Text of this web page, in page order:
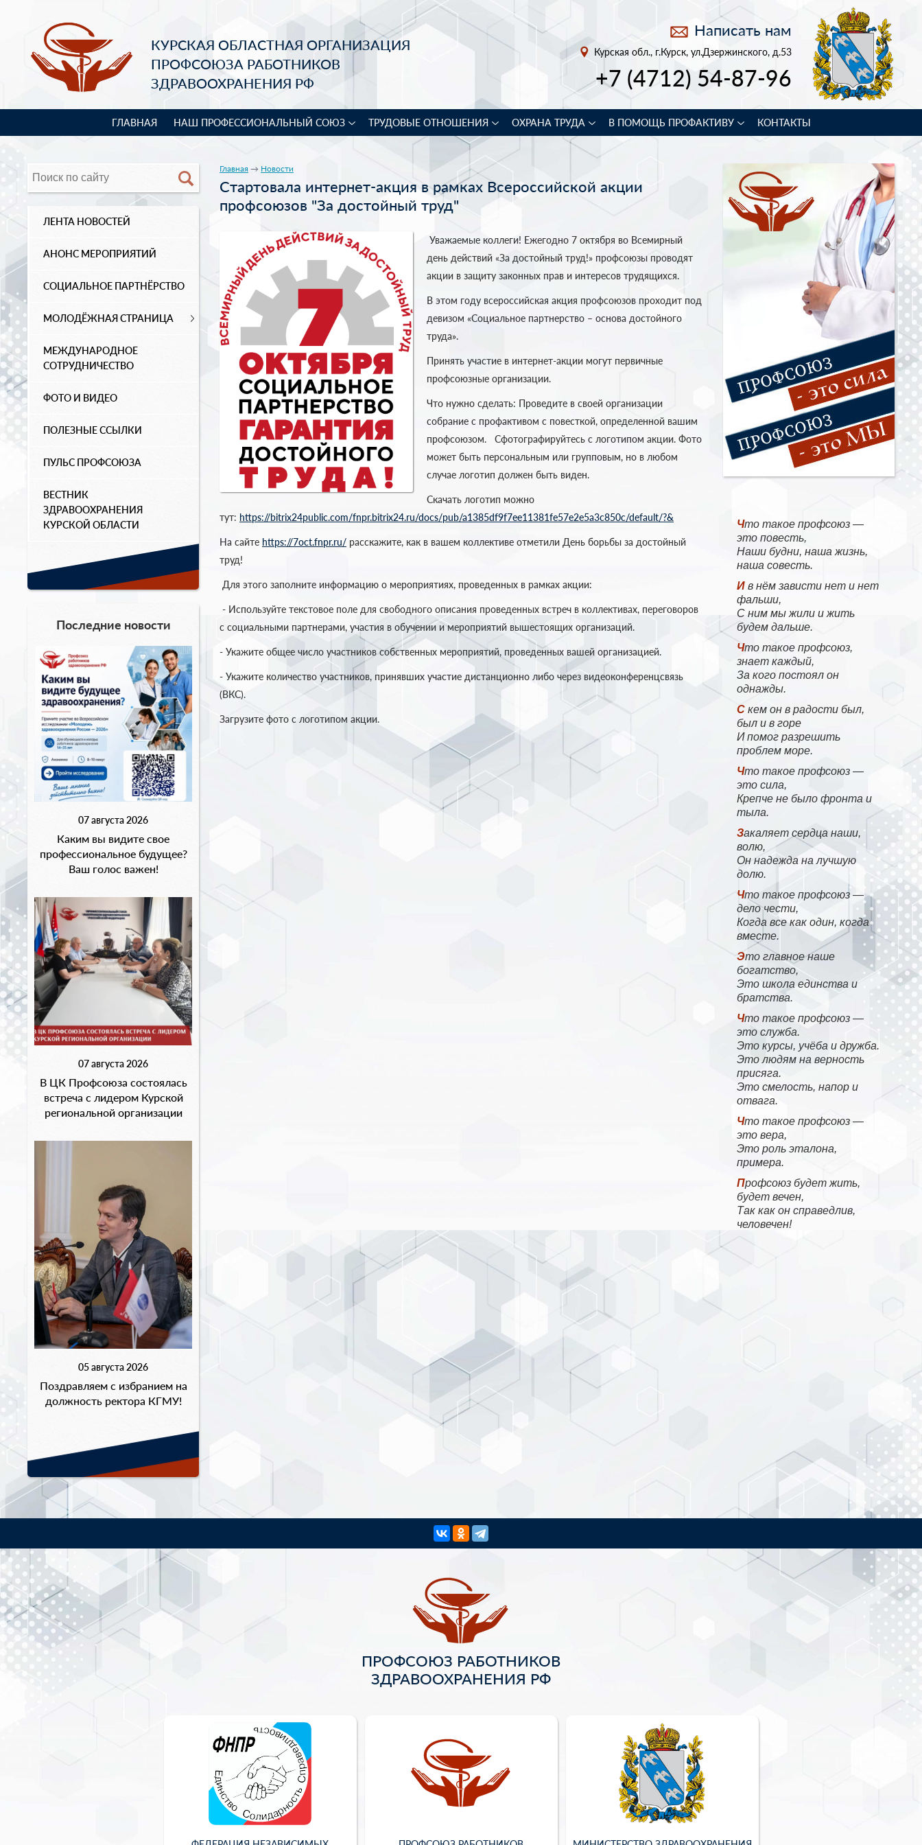
КУРСКАЯ ОБЛАСТНАЯ ОРГАНИЗАЦИЯ
ПРОФСОЮЗА РАБОТНИКОВ
ЗДРАВООХРАНЕНИЯ РФ
Написать нам
Курская обл., г.Курск, ул.Дзержинского, д.53
+7 (4712) 54-87-96
ГЛАВНАЯ НАШ ПРОФЕССИОНАЛЬНЫЙ СОЮЗ ТРУДОВЫЕ ОТНОШЕНИЯ ОХРАНА ТРУДА В ПОМОЩЬ ПРОФАКТИВУ КОНТАКТЫ
ЛЕНТА НОВОСТЕЙ
АНОНС МЕРОПРИЯТИЙ
СОЦИАЛЬНОЕ ПАРТНЁРСТВО
МОЛОДЁЖНАЯ СТРАНИЦА
МЕЖДУНАРОДНОЕ
СОТРУДНИЧЕСТВО
ФОТО И ВИДЕО
ПОЛЕЗНЫЕ ССЫЛКИ
ПУЛЬС ПРОФСОЮЗА
ВЕСТНИК
ЗДРАВООХРАНЕНИЯ
КУРСКОЙ ОБЛАСТИ
Последние новости
07 августа 2026
Каким вы видите свое
профессиональное будущее?
Ваш голос важен!
07 августа 2026
В ЦК Профсоюза состоялась
встреча с лидером Курской
региональной организации
05 августа 2026
Поздравляем с избранием на
должность ректора КГМУ!
Что такое профсоюз —
это повесть,
Наши будни, наша жизнь,
наша совесть.
И в нём зависти нет и нет
фальши,
С ним мы жили и жить
будем дальше.
Что такое профсоюз,
знает каждый,
За кого постоял он
однажды.
С кем он в радости был,
был и в горе
И помог разрешить
проблем море.
Что такое профсоюз —
это сила,
Крепче не было фронта и
тыла.
Закаляет сердца наши,
волю,
Он надежда на лучшую
долю.
Что такое профсоюз —
дело чести,
Когда все как один, когда
вместе.
Это главное наше
богатство,
Это школа единства и
братства.
Что такое профсоюз —
это служба.
Это курсы, учёба и дружба.
Это людям на верность
присяга.
Это смелость, напор и
отвага.
Что такое профсоюз —
это вера,
Это роль эталона,
примера.
Профсоюз будет жить,
будет вечен,
Так как он справедлив,
человечен!
Главная → Новости
Стартовала интернет-акция в рамках Всероссийской акции
профсоюзов "За достойный труд"
Уважаемые коллеги! Ежегодно 7 октября во Всемирный
день действий «За достойный труд!» профсоюзы проводят
акции в защиту законных прав и интересов трудящихся.
В этом году всероссийская акция профсоюзов проходит под
девизом «Социальное партнерство – основа достойного
труда».
Принять участие в интернет-акции могут первичные
профсоюзные организации.
Что нужно сделать: Проведите в своей организации
собрание с профактивом с повесткой, определенной вашим
профсоюзом. Сфотографируйтесь с логотипом акции. Фото
может быть персональным или групповым, но в любом
случае логотип должен быть виден.
Скачать логотип можно
тут: https://bitrix24public.com/fnpr.bitrix24.ru/docs/pub/a1385df9f7ee11381fe57e2e5a3c850c/default/?&
На сайте https://7oct.fnpr.ru/ расскажите, как в вашем коллективе отметили День борьбы за достойный
труд!
Для этого заполните информацию о мероприятиях, проведенных в рамках акции:
- Используйте текстовое поле для свободного описания проведенных встреч в коллективах, переговоров
с социальными партнерами, участия в обучении и мероприятий вышестоящих организаций.
- Укажите общее число участников собственных мероприятий, проведенных вашей организацией.
- Укажите количество участников, принявших участие дистанционно либо через видеоконференцсвязь
(ВКС).
Загрузите фото с логотипом акции.
ПРОФСОЮЗ РАБОТНИКОВ
ЗДРАВООХРАНЕНИЯ РФ